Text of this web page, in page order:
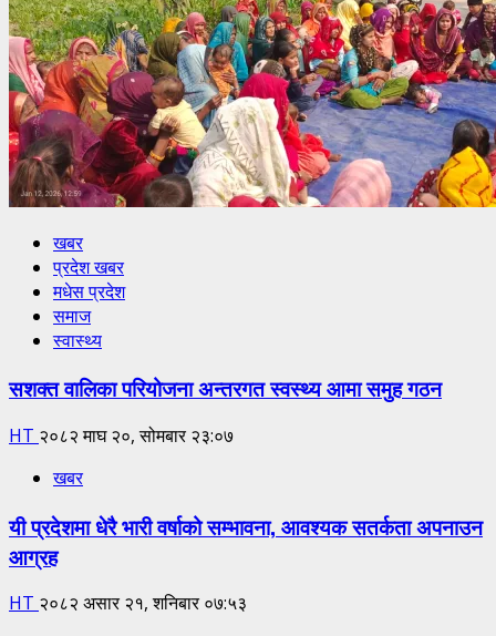
खबर
प्रदेश खबर
मधेस प्रदेश
समाज
स्वास्थ्य
सशक्त वालिका परियोजना अन्तरगत स्वस्थ्य आमा समुह गठन
HT २०८२ माघ २०, सोमबार २३:०७
खबर
यी प्रदेशमा धेरै भारी वर्षाको सम्भावना, आवश्यक सतर्कता अपनाउन
आग्रह
HT २०८२ असार २१, शनिबार ०७:५३